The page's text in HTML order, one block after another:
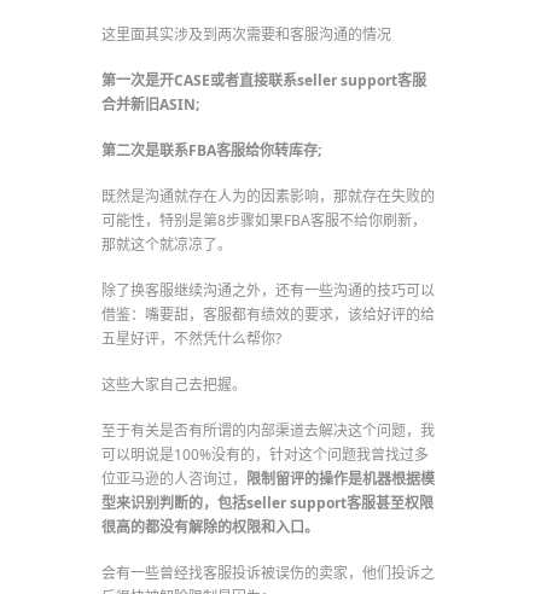
这里面其实涉及到两次需要和客服沟通的情况
第一次是开CASE或者直接联系seller support客服
合并新旧ASIN;
第二次是联系FBA客服给你转库存;
既然是沟通就存在人为的因素影响，那就存在失败的
可能性，特别是第8步骤如果FBA客服不给你刷新，
那就这个就凉凉了。
除了换客服继续沟通之外，还有一些沟通的技巧可以
借鉴：嘴要甜，客服都有绩效的要求，该给好评的给
五星好评，不然凭什么帮你?
这些大家自己去把握。
至于有关是否有所谓的内部渠道去解决这个问题，我
可以明说是100%没有的，针对这个问题我曾找过多
位亚马逊的人咨询过， 限制留评的操作是机器根据模
型来识别判断的，包括sellersupport客服甚至权限
很高的都没有解除的权限和入口。
会有一些曾经找客服投诉被误伤的卖家，他们投诉之